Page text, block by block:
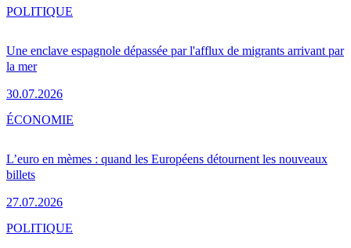
Une enclave espagnole dépassée par l'afflux de migrants arrivant par
la mer
30.07.2026
POLITIQUE
L’euro en mèmes : quand les Européens détournent les nouveaux
billets
27.07.2026
ÉCONOMIE
POLITIQUE